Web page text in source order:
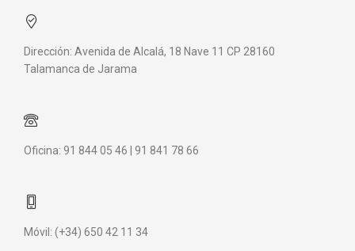
Dirección: Avenida de Alcalá, 18 Nave 11 CP 28160
Talamanca de Jarama
Oficina: 91 844 05 46 | 91 841 78 66
Móvil: (+34) 650 42 11 34